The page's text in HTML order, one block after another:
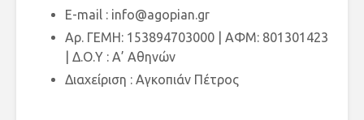
E-mail : info@agopian.gr
Αρ. ΓΕΜΗ: 153894703000 | ΑΦΜ: 801301423
| Δ.Ο.Υ : Α’ Αθηνών
Διαχείριση : Αγκοπιάν Πέτρος